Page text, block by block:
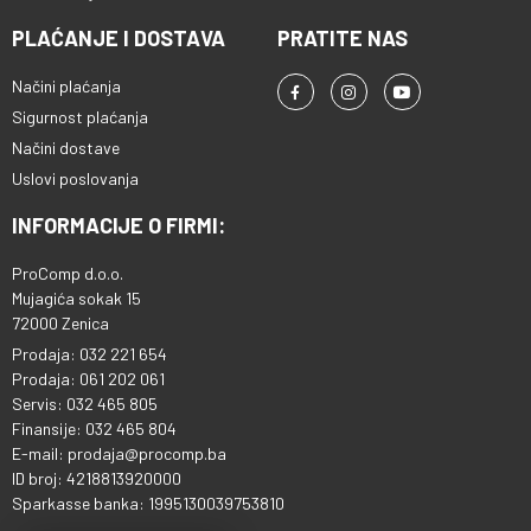
kontrolu putem praktičnog
omogućujući jednostavno
podešavanje glasnoće i prelazak
PLAĆANJE I DOSTAVA
Načini plaćanja
Sigurnost plaćanja
Načini dostave
Uslovi poslovanja
PRATITE NAS
INFORMACIJE O FIRMI:
ProComp d.o.o.
Mujagića sokak 15
72000 Zenica
Prodaja: 032 221 654
Prodaja: 061 202 061
Servis: 032 465 805
Finansije: 032 465 804
E-mail: prodaja@procomp.ba
ID broj: 4218813920000
Sparkasse banka: 1995130039753810